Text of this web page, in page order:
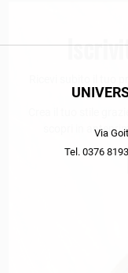
Via
Tel. 0376
nuovi
Crea il tuo stile
scopri in